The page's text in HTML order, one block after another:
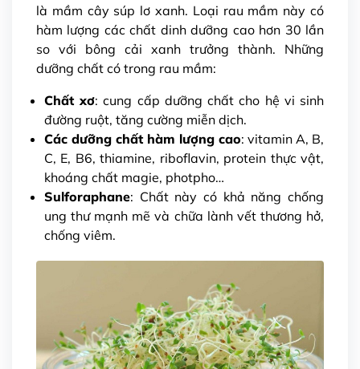
là mầm cây súp lơ xanh. Loại rau mầm này có
hàm lượng các chất dinh dưỡng cao hơn 30 lần
so với bông cải xanh trưởng thành. Những
dưỡng chất có trong rau mầm:
Chất xơ: cung cấp dưỡng chất cho hệ vi sinh
đường ruột, tăng cường miễn dịch.
Các dưỡng chất hàm lượng cao: vitamin A, B,
C, E, B6, thiamine, riboflavin, protein thực vật,
khoáng chất magie, photpho…
Sulforaphane: Chất này có khả năng chống
ung thư mạnh mẽ và chữa lành vết thương hở,
chống viêm.